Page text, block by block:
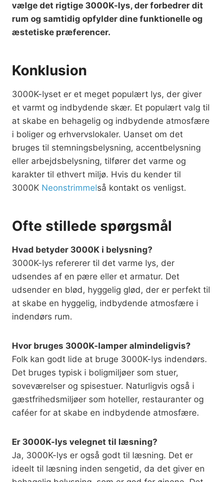
vælge det rigtige 3000K-lys, der forbedrer dit
rum og samtidig opfylder dine funktionelle og
æstetiske præferencer.
Konklusion
3000K-lyset er et meget populært lys, der giver
et varmt og indbydende skær. Et populært valg til
at skabe en behagelig og indbydende atmosfære
i boliger og erhvervslokaler. Uanset om det
bruges til stemningsbelysning, accentbelysning
eller arbejdsbelysning, tilfører det varme og
karakter til ethvert miljø. Hvis du kender til
3000K Neonstrimmelså kontakt os venligst.
Ofte stillede spørgsmål
Hvad betyder 3000K i belysning?
3000K-lys refererer til det varme lys, der
udsendes af en pære eller et armatur. Det
udsender en blød, hyggelig glød, der er perfekt til
at skabe en hyggelig, indbydende atmosfære i
indendørs rum.
Hvor bruges 3000K-lamper almindeligvis?
Folk kan godt lide at bruge 3000K-lys indendørs.
Det bruges typisk i boligmiljøer som stuer,
soveværelser og spisestuer. Naturligvis også i
gæstfrihedsmiljøer som hoteller, restauranter og
caféer for at skabe en indbydende atmosfære.
Er 3000K-lys velegnet til læsning?
Ja, 3000K-lys er også godt til læsning. Det er
ideelt til læsning inden sengetid, da det giver en